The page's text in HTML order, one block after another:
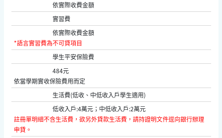
依實際收費金額
實習費
依實際收費金額
*語言實習費為不可貸項目
學生平安保險費
484元
依當學期實收保險費用而定
生活費(低收、中低收入戶學生適用)
低收入戶:4萬元；中低收入戶:2萬元
註冊單明細不含生活費，欲另外貸款生活費，請持證明文件逕向銀行辦理
申貸。